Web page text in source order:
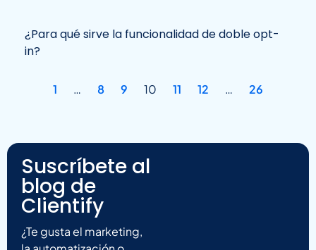
¿Para qué sirve la funcionalidad de doble opt-
in?
1 … 8 9 10 11 12 … 26
Suscríbete al
blog de
Clientify
¿Te gusta el marketing,